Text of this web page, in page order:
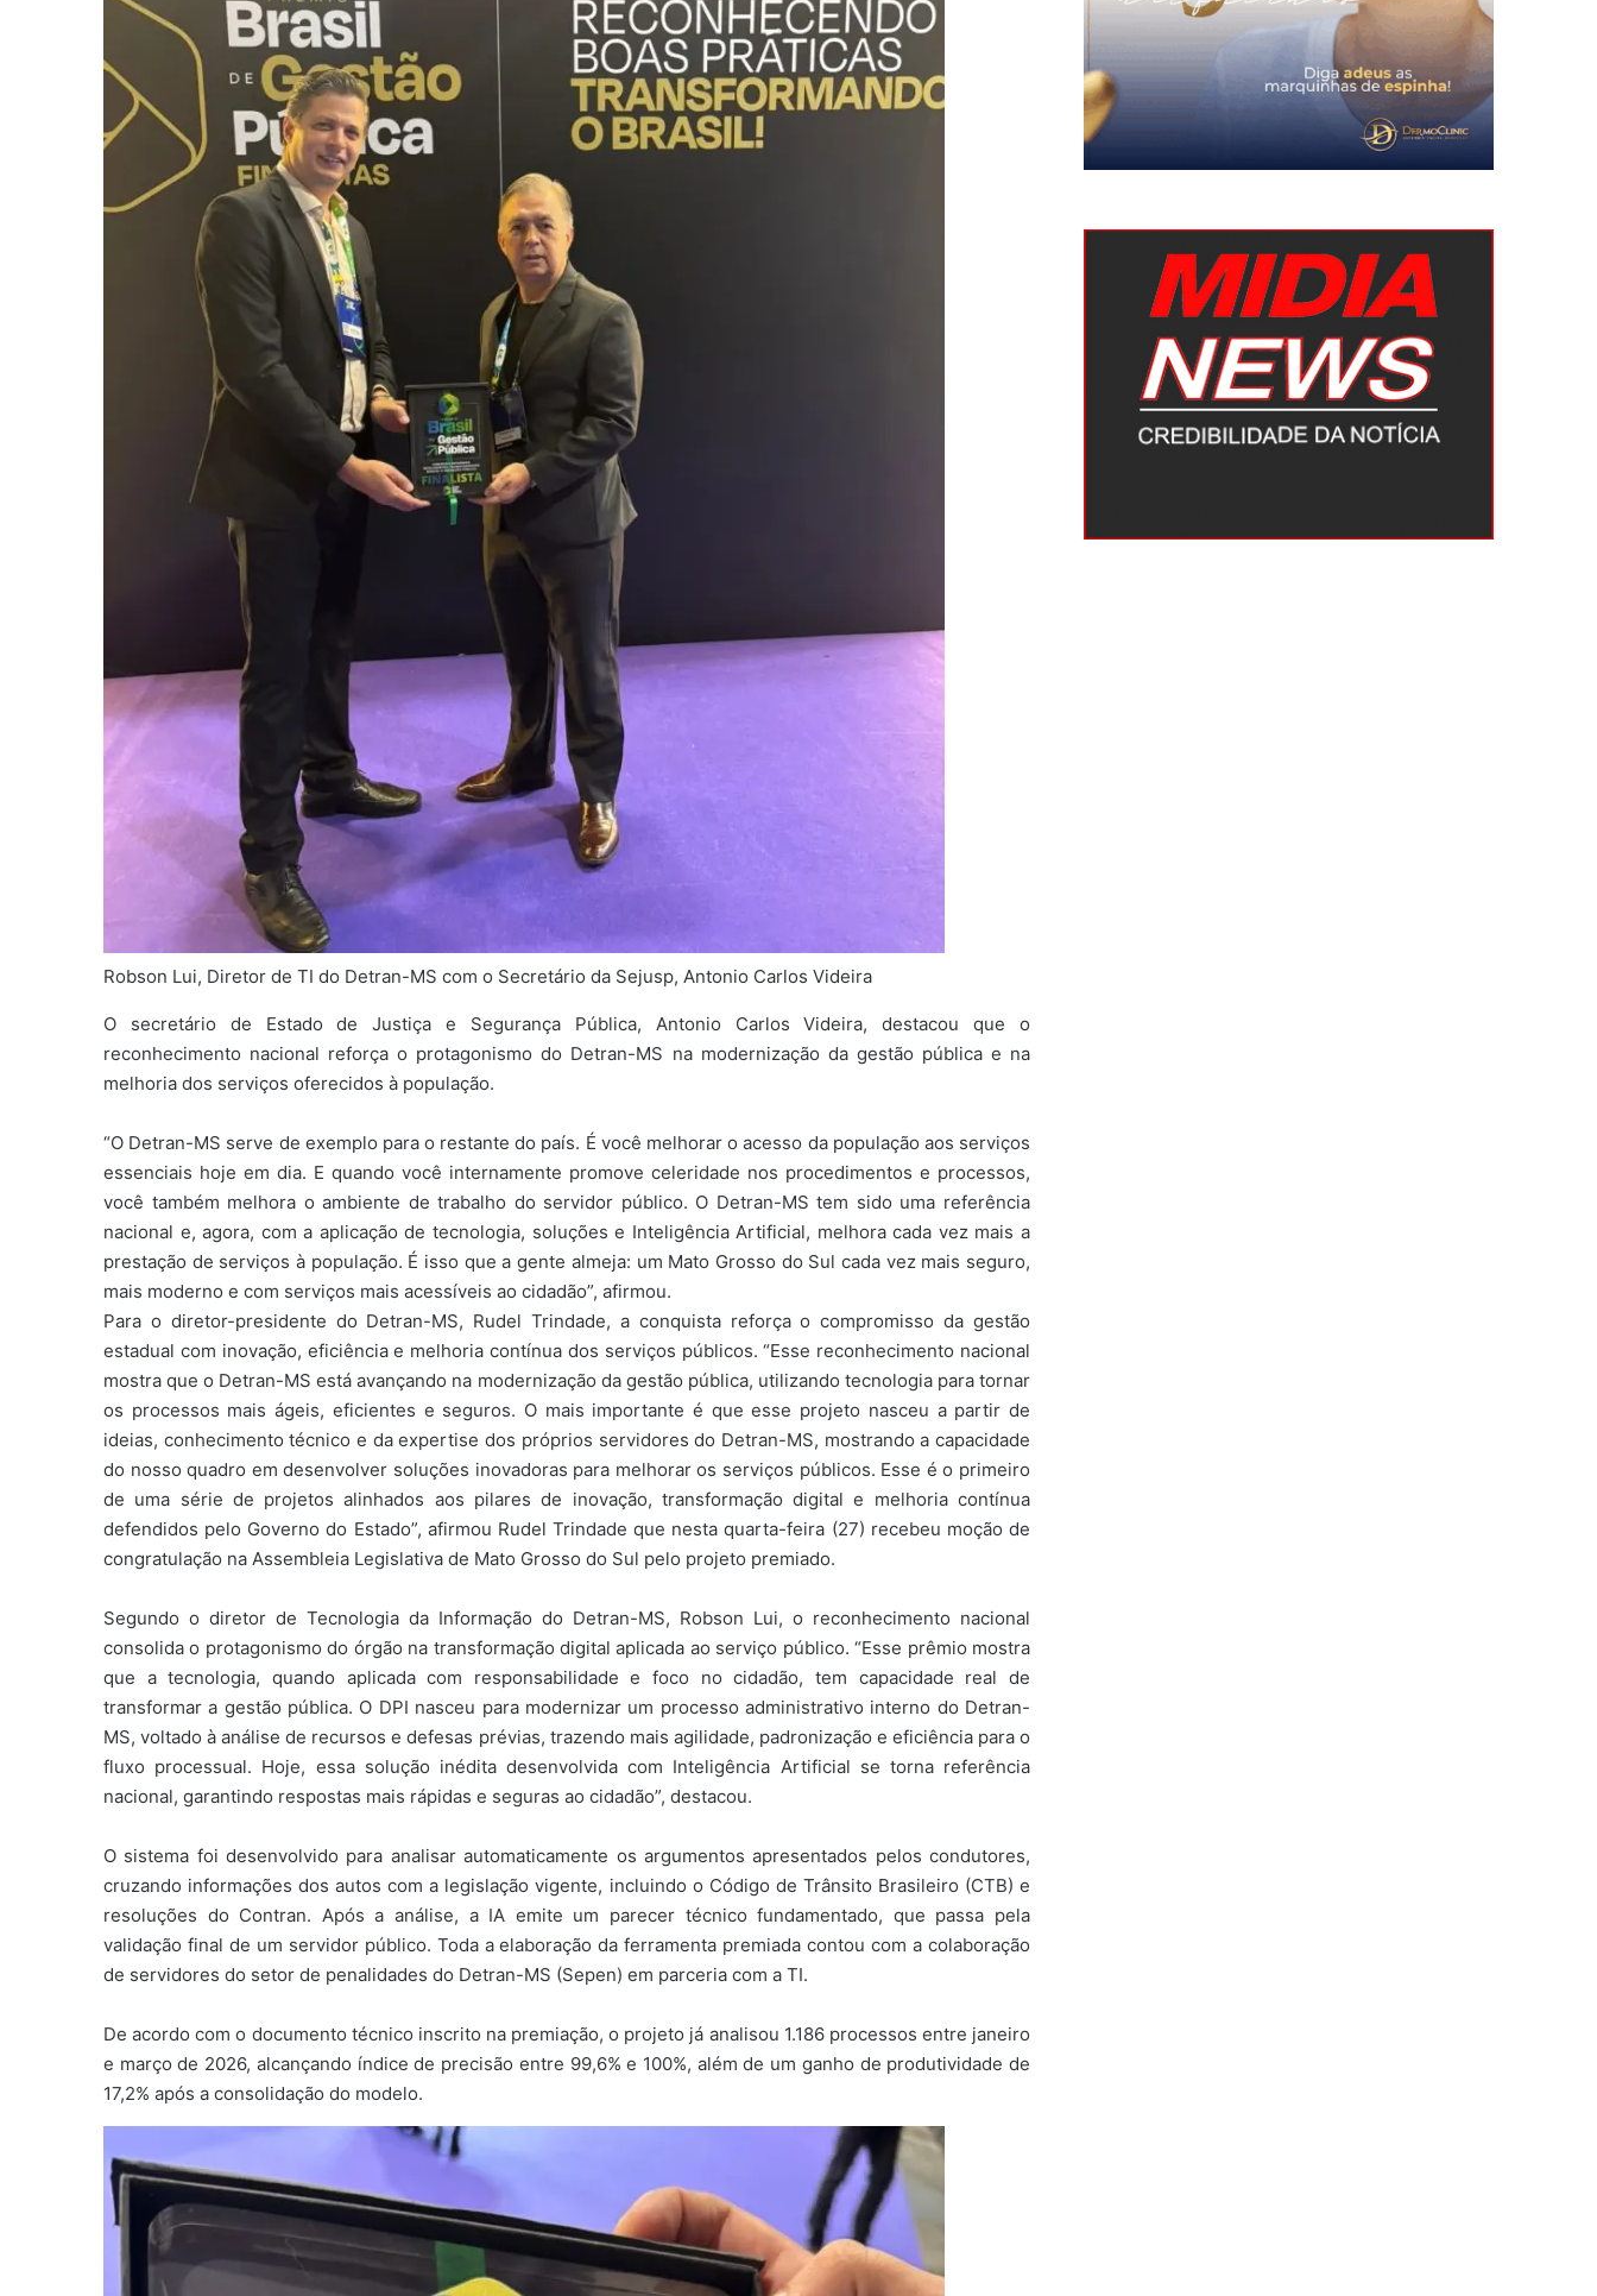
Robson Lui, Diretor de TI do Detran-MS com o Secretário da Sejusp, Antonio Carlos Videira
O secretário de Estado de Justiça e Segurança Pública, Antonio Carlos Videira, destacou que o
reconhecimento nacional reforça o protagonismo do Detran-MS na modernização da gestão pública e na
melhoria dos serviços oferecidos à população.
“O Detran-MS serve de exemplo para o restante do país. É você melhorar o acesso da população aos serviços
essenciais hoje em dia. E quando você internamente promove celeridade nos procedimentos e processos,
você também melhora o ambiente de trabalho do servidor público. O Detran-MS tem sido uma referência
nacional e, agora, com a aplicação de tecnologia, soluções e Inteligência Artificial, melhora cada vez mais a
prestação de serviços à população. É isso que a gente almeja: um Mato Grosso do Sul cada vez mais seguro,
mais moderno e com serviços mais acessíveis ao cidadão”, afirmou.
Para o diretor-presidente do Detran-MS, Rudel Trindade, a conquista reforça o compromisso da gestão
estadual com inovação, eficiência e melhoria contínua dos serviços públicos. “Esse reconhecimento nacional
mostra que o Detran-MS está avançando na modernização da gestão pública, utilizando tecnologia para tornar
os processos mais ágeis, eficientes e seguros. O mais importante é que esse projeto nasceu a partir de
ideias, conhecimento técnico e da expertise dos próprios servidores do Detran-MS, mostrando a capacidade
do nosso quadro em desenvolver soluções inovadoras para melhorar os serviços públicos. Esse é o primeiro
de uma série de projetos alinhados aos pilares de inovação, transformação digital e melhoria contínua
defendidos pelo Governo do Estado”, afirmou Rudel Trindade que nesta quarta-feira (27) recebeu moção de
congratulação na Assembleia Legislativa de Mato Grosso do Sul pelo projeto premiado.
Segundo o diretor de Tecnologia da Informação do Detran-MS, Robson Lui, o reconhecimento nacional
consolida o protagonismo do órgão na transformação digital aplicada ao serviço público. “Esse prêmio mostra
que a tecnologia, quando aplicada com responsabilidade e foco no cidadão, tem capacidade real de
transformar a gestão pública. O DPI nasceu para modernizar um processo administrativo interno do Detran-
MS, voltado à análise de recursos e defesas prévias, trazendo mais agilidade, padronização e eficiência para o
fluxo processual. Hoje, essa solução inédita desenvolvida com Inteligência Artificial se torna referência
nacional, garantindo respostas mais rápidas e seguras ao cidadão”, destacou.
O sistema foi desenvolvido para analisar automaticamente os argumentos apresentados pelos condutores,
cruzando informações dos autos com a legislação vigente, incluindo o Código de Trânsito Brasileiro (CTB) e
resoluções do Contran. Após a análise, a IA emite um parecer técnico fundamentado, que passa pela
validação final de um servidor público. Toda a elaboração da ferramenta premiada contou com a colaboração
de servidores do setor de penalidades do Detran-MS (Sepen) em parceria com a TI.
De acordo com o documento técnico inscrito na premiação, o projeto já analisou 1.186 processos entre janeiro
e março de 2026, alcançando índice de precisão entre 99,6% e 100%, além de um ganho de produtividade de
17,2% após a consolidação do modelo.